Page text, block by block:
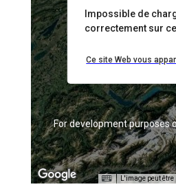
For development purposes
L'image peut
Impossible de
correctement sur
Ce site Web vous